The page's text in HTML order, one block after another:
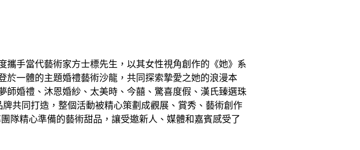
手當代藝術家方士標先生，以其女性視角創作的《她》系
於一體的主題婚禮藝術沙龍，共同探索摯愛之她的浪漫本
師婚禮、沐恩婚紗、太美時、今囍、驚喜度假、漢氏臻選珠
共同打造，整個活動被精心策劃成觀展、賞秀、藝術創作
隊精心準備的藝術甜品，讓受邀新人、媒體和嘉賓感受了